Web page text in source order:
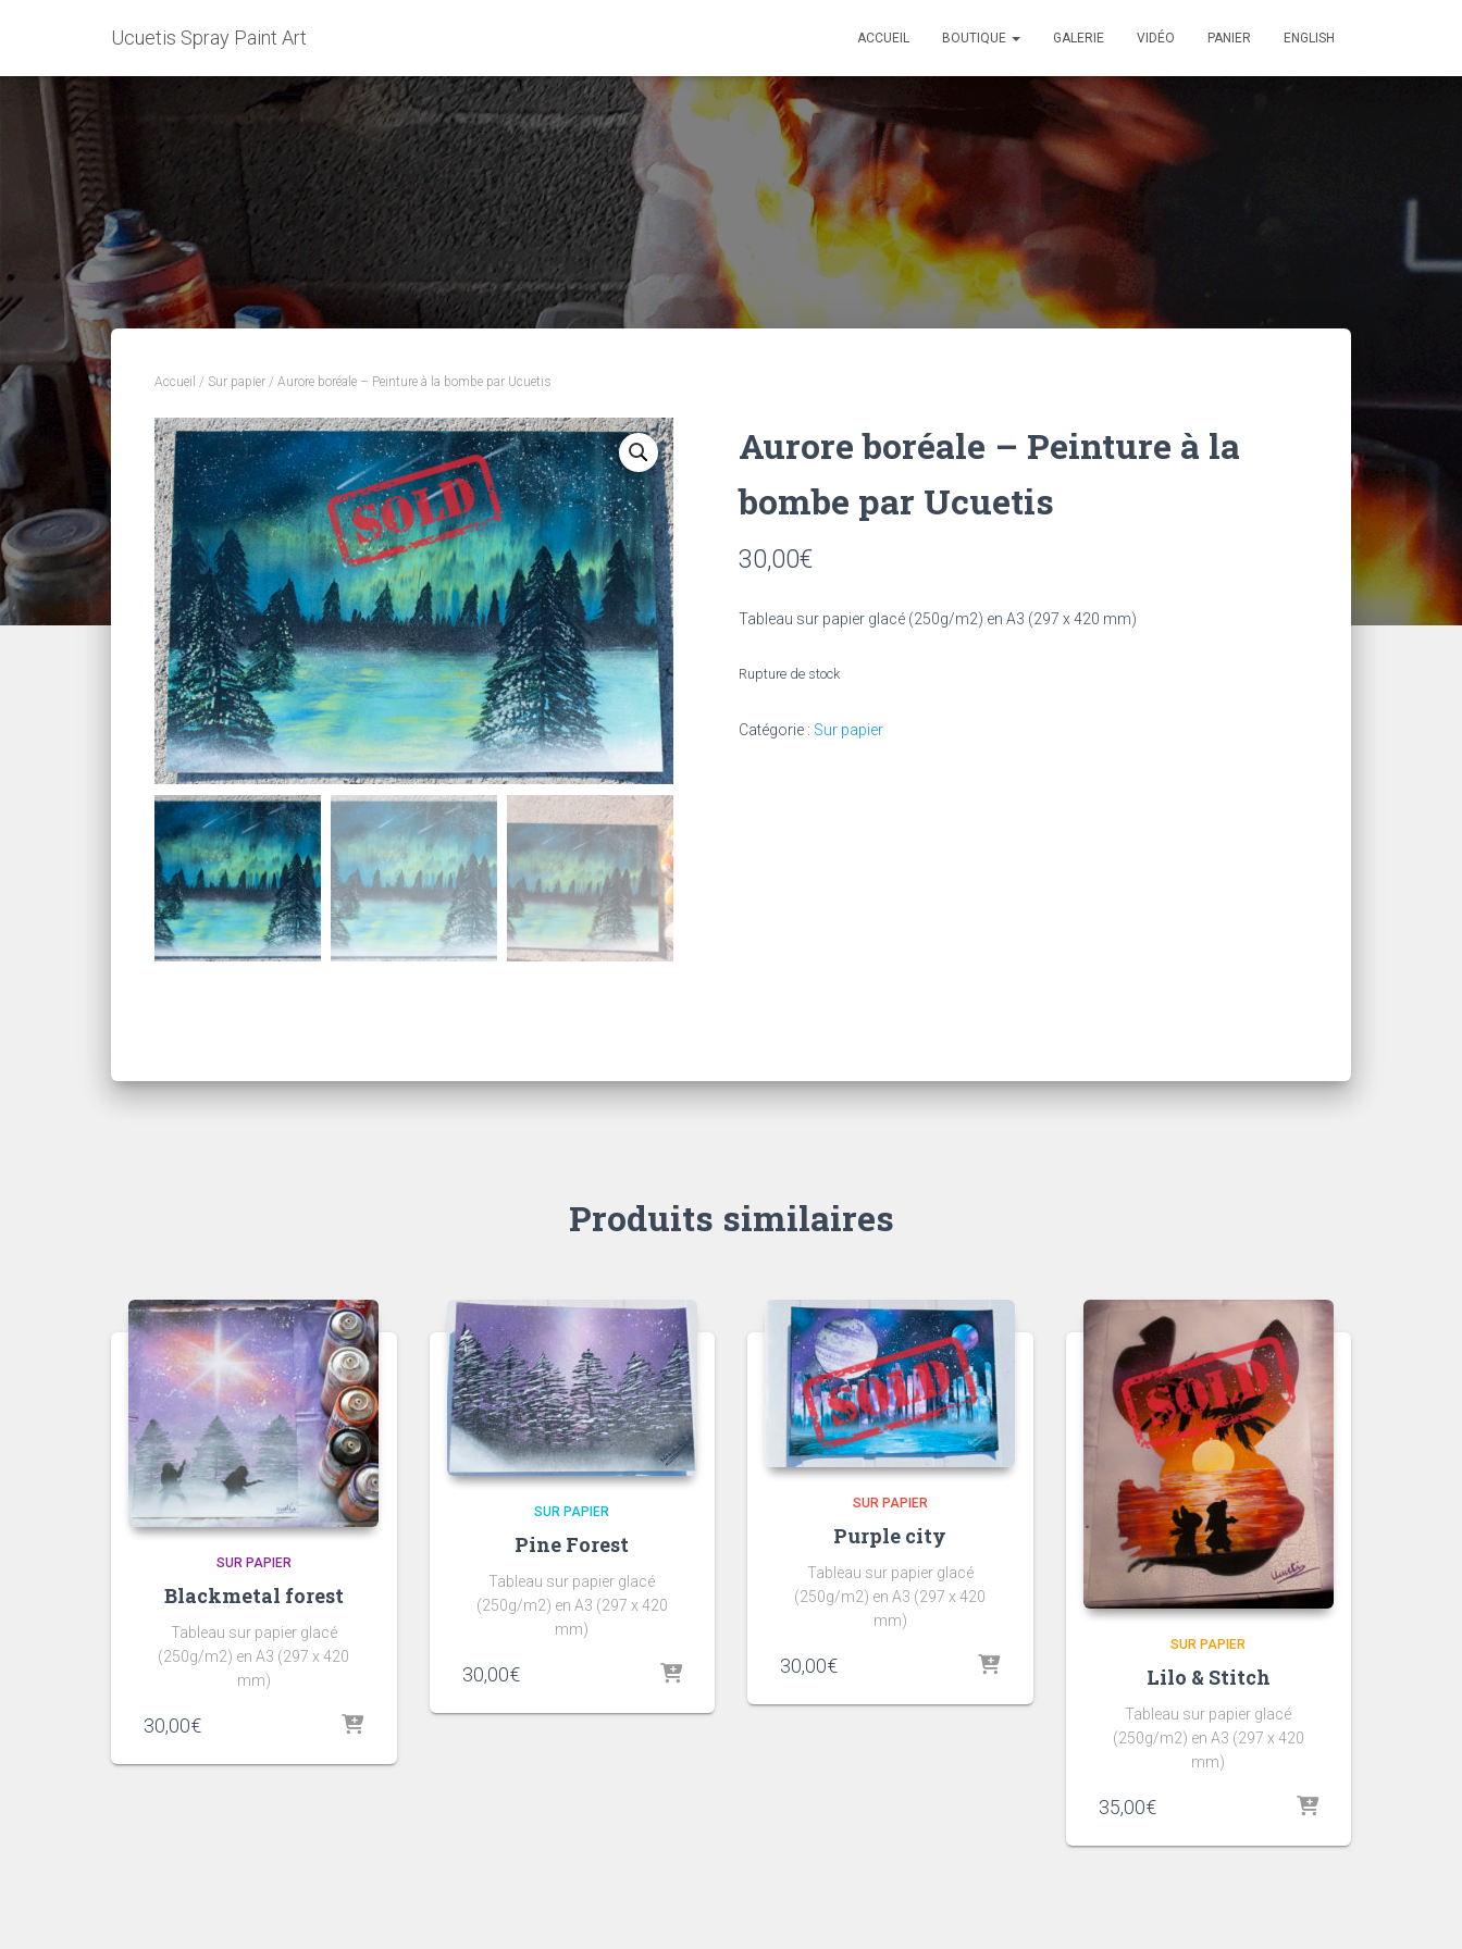
Ucuetis Spray Paint Art ACCUEIL BOUTIQUE GALERIE VIDÉO PANIER ENGLISH
Accueil / Sur papier / Aurore boréale – Peinture à la bombe par Ucuetis
Aurore boréale – Peinture à la
bombe par Ucuetis
30,00€
Tableau sur papier glacé (250g/m2) en A3 (297 x 420 mm)
Rupture de stock
Catégorie : Sur papier
Produits similaires
SUR PAPIER
Blackmetal forest
Tableau sur papier glacé
(250g/m2) en A3 (297 x 420
mm)
30,00€
SUR PAPIER
Pine Forest
Tableau sur papier glacé
(250g/m2) en A3 (297 x 420
mm)
30,00€
SUR PAPIER
Purple city
Tableau sur papier glacé
(250g/m2) en A3 (297 x 420
mm)
30,00€
SUR PAPIER
Lilo & Stitch
Tableau sur papier glacé
(250g/m2) en A3 (297 x 420
mm)
35,00€